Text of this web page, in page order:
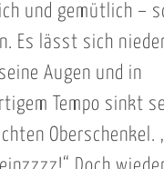
und gemütlich –
Es lässt sich
Augen und in
Tempo sinkt
Oberschenkel.